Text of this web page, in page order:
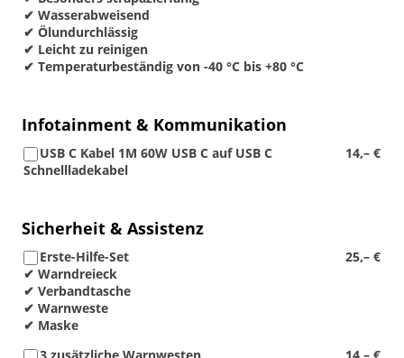
✔ Wasserabweisend
✔ Ölundurchlässig
✔ Leicht zu reinigen
✔ Temperaturbeständig von -40 °C bis +80 °C
Infotainment & Kommunikation
14,– €
USB C Kabel 1M 60W USB C auf USB C
Schnellladekabel
Sicherheit & Assistenz
25,– €
Erste-Hilfe-Set
✔ Warndreieck
✔ Verbandtasche
✔ Warnweste
✔ Maske